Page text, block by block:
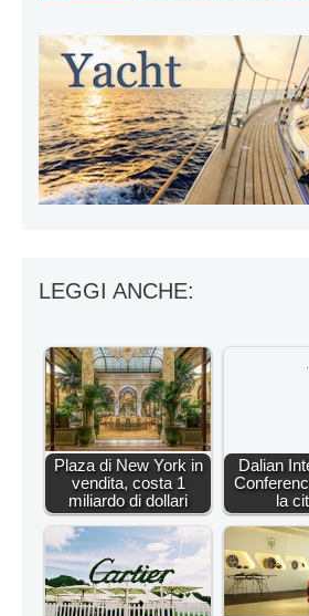
LEGGI ANCHE:
Plaza di New York in
vendita, costa 1
miliardo di dollari
Dalian
la